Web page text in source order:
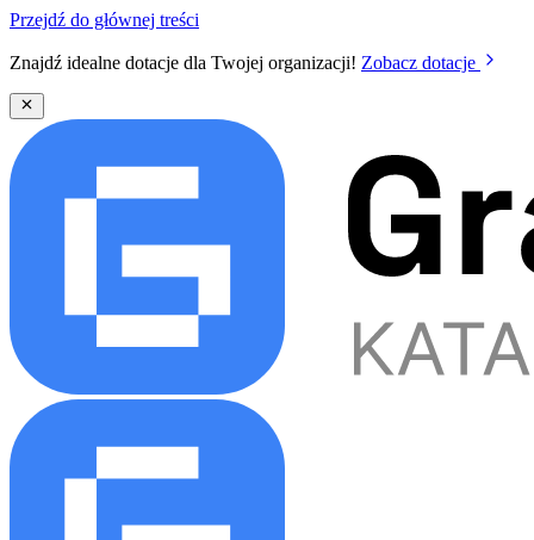
Przejdź do głównej treści
Znajdź idealne dotacje dla Twojej organizacji! Zobacz dotacje